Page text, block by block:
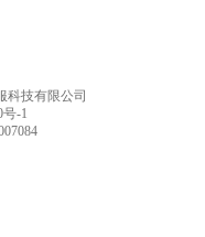
科技有限公司
号-1